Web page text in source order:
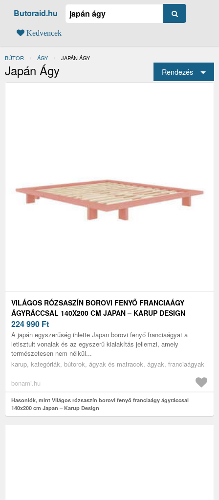
Butoraid.hu
Kedvencek
BÚTOR ÁGY JELENLEGI:
JAPÁN ÁGY
Japán Ágy Rendezés
VILÁGOS RÓZSASZÍN BOROVI FENYŐ FRANCIAÁGY
ÁGYRÁCCSAL 140X200 CM JAPAN – KARUP DESIGN
224 990 Ft
A japán egyszerűség ihlette Japan borovi fenyő franciaágyat a
letisztult vonalak és az egyszerű kialakítás jellemzi, amely
természetesen nem nélkül...
karup, kategóriák, bútorok, ágyak és matracok, ágyak, franciaágyak
bonami.hu
Hasonlók, mint Világos rózsaszín borovi fenyő franciaágy ágyráccsal
140x200 cm Japan – Karup Design